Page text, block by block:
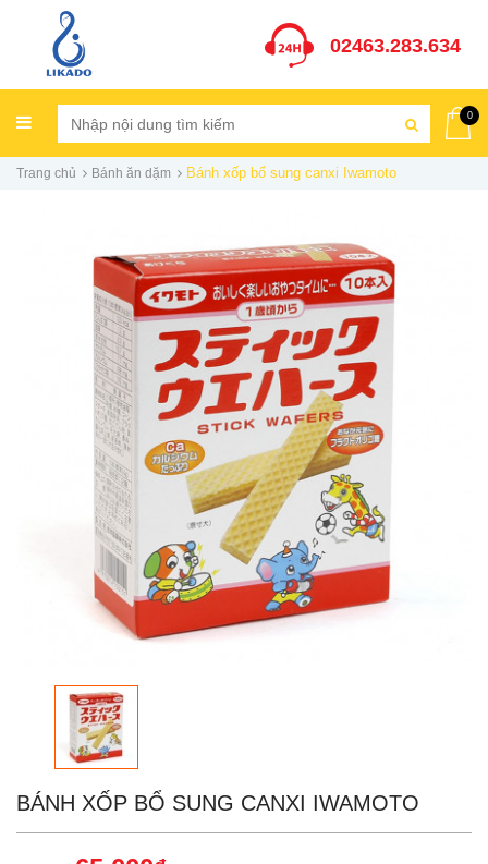
02463.283.634
0
Trang chủ Bánh ăn dặm Bánh xốp bổ sung canxi Iwamoto
BÁNH XỐP BỔ SUNG CANXI IWAMOTO